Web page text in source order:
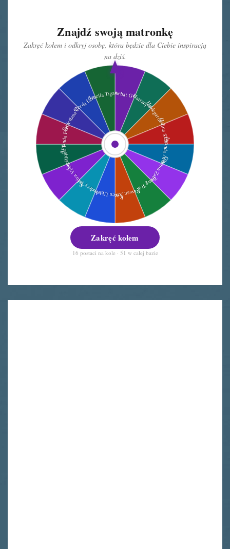
Znajdź swoją matronkę
Zakręć kołem i odkryj osobę, która będzie dla Ciebie inspiracją
na dziś.
Zakręć kołem
16 postaci na kole · 51 w całej bazie